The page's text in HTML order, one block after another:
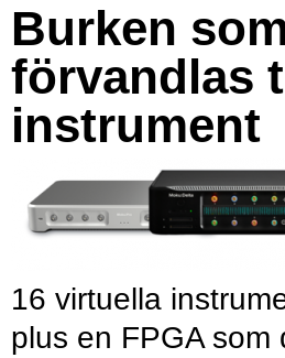
Burken
förvandlas
instrument
16 virtuella
plus en FPGA som